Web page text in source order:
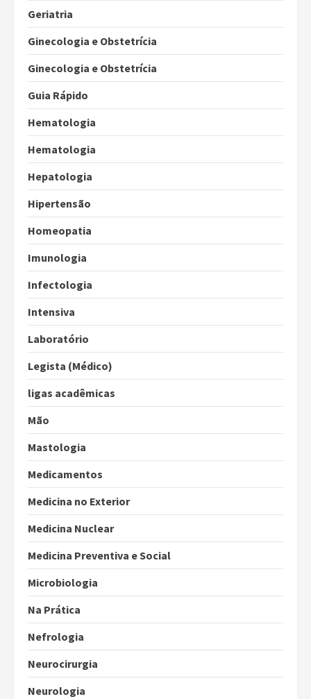
Geriatria
Ginecologia e Obstetrícia
Ginecologia e Obstetrícia
Guia Rápido
Hematologia
Hematologia
Hepatologia
Hipertensão
Homeopatia
Imunologia
Infectologia
Intensiva
Laboratório
Legista (Médico)
ligas acadêmicas
Mão
Mastologia
Medicamentos
Medicina no Exterior
Medicina Nuclear
Medicina Preventiva e Social
Microbiologia
Na Prática
Nefrologia
Neurocirurgia
Neurologia